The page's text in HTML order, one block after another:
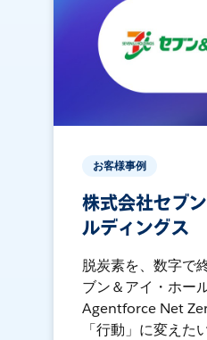
お客様事例
株式会社セブ
ルディングス
脱炭素を、数字で
ブン＆アイ・ホー
Agentforce Net
「行動」に変えた